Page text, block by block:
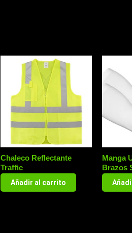
Chaleco Reflectante
Traffic
Añadir al carrito
Manga
Brazos